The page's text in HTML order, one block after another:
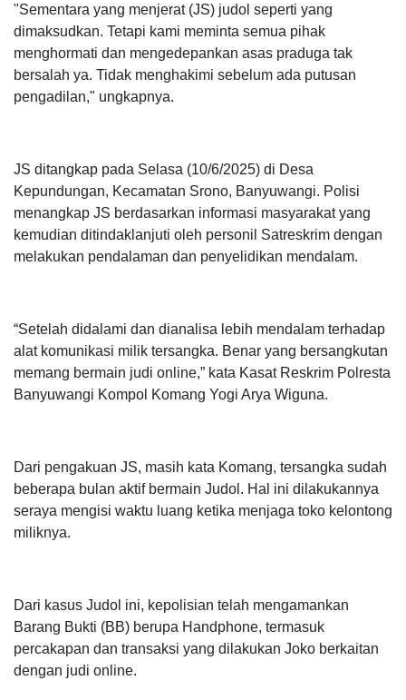
"Sementara yang menjerat (JS) judol seperti yang
dimaksudkan. Tetapi kami meminta semua pihak
menghormati dan mengedepankan asas praduga tak
bersalah ya. Tidak menghakimi sebelum ada putusan
pengadilan," ungkapnya.
JS ditangkap pada Selasa (10/6/2025) di Desa
Kepundungan, Kecamatan Srono, Banyuwangi. Polisi
menangkap JS berdasarkan informasi masyarakat yang
kemudian ditindaklanjuti oleh personil Satreskrim dengan
melakukan pendalaman dan penyelidikan mendalam.
“Setelah didalami dan dianalisa lebih mendalam terhadap
alat komunikasi milik tersangka. Benar yang bersangkutan
memang bermain judi online,” kata Kasat Reskrim Polresta
Banyuwangi Kompol Komang Yogi Arya Wiguna.
Dari pengakuan JS, masih kata Komang, tersangka sudah
beberapa bulan aktif bermain Judol. Hal ini dilakukannya
seraya mengisi waktu luang ketika menjaga toko kelontong
miliknya.
Dari kasus Judol ini, kepolisian telah mengamankan
Barang Bukti (BB) berupa Handphone, termasuk
percakapan dan transaksi yang dilakukan Joko berkaitan
dengan judi online.